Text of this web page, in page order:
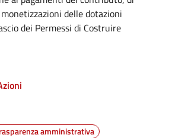
delle dotazioni
dei Permessi di Costruire
amministrativa